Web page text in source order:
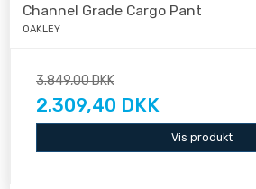
Channel Grade Cargo Pant
OAKLEY
3.849,00 DKK
2.309,40 DKK
Vis produkt